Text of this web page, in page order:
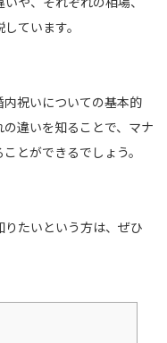
ています。
祝いについての基本的
違いを知ることで、マナ
とができるでしょう。
たいという方は、ぜひ